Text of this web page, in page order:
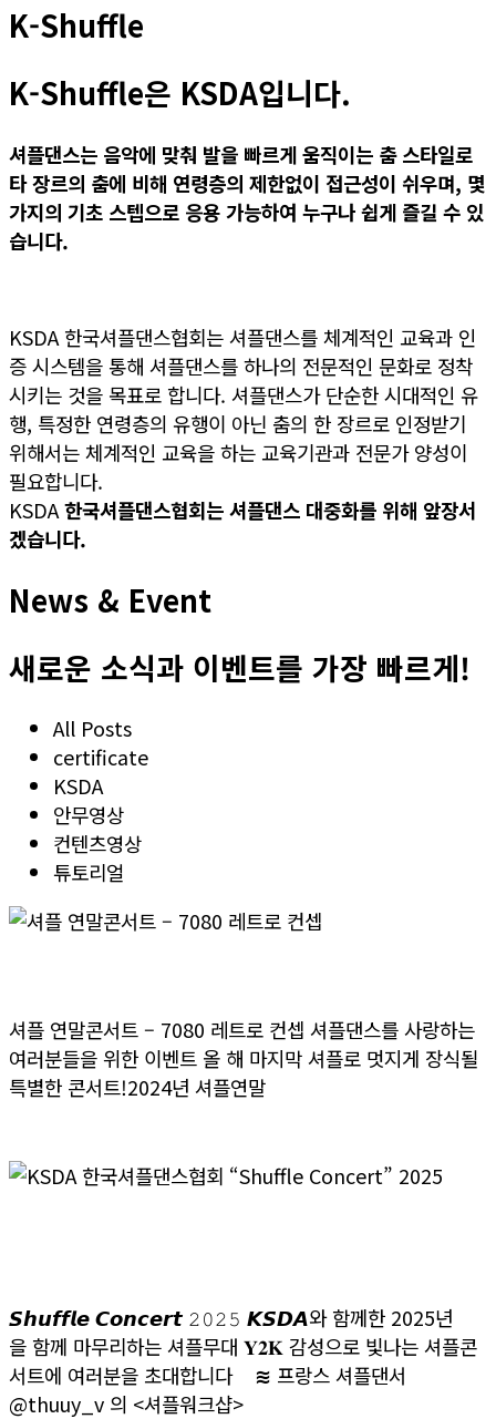
K-Shuffle
K-Shuffle은 KSDA입니다.
셔플댄스는 음악에 맞춰 발을 빠르게 움직이는 춤 스타일로
타 장르의 춤에 비해 연령층의 제한없이 접근성이 쉬우며, 몇
가지의 기초 스텝으로 응용 가능하여 누구나 쉽게 즐길 수 있
습니다.
KSDA 한국셔플댄스협회는 셔플댄스를 체계적인 교육과 인
증 시스템을 통해 셔플댄스를 하나의 전문적인 문화로 정착
시키는 것을 목표로 합니다. 셔플댄스가 단순한 시대적인 유
행, 특정한 연령층의 유행이 아닌 춤의 한 장르로 인정받기
위해서는 체계적인 교육을 하는 교육기관과 전문가 양성이
필요합니다.
KSDA한국셔플댄스협회는 셔플댄스 대중화를 위해 앞장서
겠습니다.
News & Event
새로운 소식과 이벤트를 가장 빠르게!
All Posts
certificate
KSDA
안무영상
컨텐츠영상
튜토리얼
셔플 연말콘서트 – 7080 레트로 컨셉 셔플댄스를 사랑하는
여러분들을 위한 이벤트 올 해 마지막 셔플로 멋지게 장식될
특별한 콘서트!2024년 셔플연말
𝙎𝙝𝙪𝙛𝙛𝙡𝙚 𝘾𝙤𝙣𝙘𝙚𝙧𝙩 𝟸𝟶𝟸𝟻 𝙆𝙎𝘿𝘼와 함께한 2025년
을 함께 마무리하는 셔플무대 𝐘𝟐𝐊 감성으로 빛나는 셔플콘
서트에 여러분을 초대합니다 ≋ 프랑스 셔플댄서
@thuuy_v 의 <셔플워크샵>